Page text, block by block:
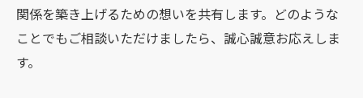
関係を築き上げるための想いを共有します。どのような
ことでもご相談いただけましたら、誠心誠意お応えしま
す。